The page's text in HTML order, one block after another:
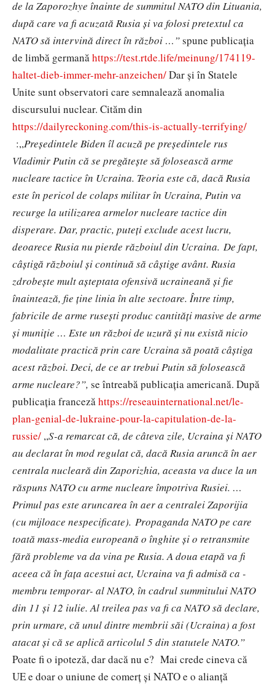
de la Zaporozhye înainte de summitul NATO din Lituania,
după care va fi acuzată Rusia și va folosi pretextul ca
NATO să intervină direct în război …”spune publicația
de limbă germanăhttps://test.rtde.life/meinung/174119-
haltet-dieb-immer-mehr-anzeichen/Dar și în Statele
Unite sunt observatori care semnalează anomalia
discursului nuclear. Cităm din
https://dailyreckoning.com/this-is-actually-terrifying/
:,,Președintele Biden îl acuză pe președintele rus
Vladimir Putin că se pregătește să folosească arme
nucleare tactice în Ucraina. Teoria este că, dacă Rusia
este în pericol de colaps militar în Ucraina, Putin va
recurge la utilizarea armelor nucleare tactice din
disperare. Dar, practic, puteți exclude acest lucru,
deoarece Rusia nu pierde războiul din Ucraina. De fapt,
câștigă războiul și continuă să câștige avânt. Rusia
zdrobește mult așteptata ofensivă ucraineană și fie
înaintează, fie ține linia în alte sectoare. Între timp,
fabricile de arme rusești produc cantități masive de arme
și muniție … Este un război de uzură și nu există nicio
modalitate practică prin care Ucraina să poată câștiga
acest război. Deci, de ce ar trebui Putin să folosească
arme nucleare?”, se întreabă publicația americană. După
publicația francezăhttps://reseauinternational.net/le-
plan-genial-de-lukraine-pour-la-capitulation-de-la-
russie/ ,,S-a remarcat că, de câteva zile, Ucraina și NATO
au declarat în mod regulat că, dacă Rusia aruncă în aer
centrala nucleară din Zaporizhia, aceasta va duce la un
răspuns NATO cu arme nucleare împotriva Rusiei. …
Primul pas este aruncarea în aer a centralei Zaporijia
(cu mijloace nespecificate). Propaganda NATO pe care
toată mass-media europeană o înghite și o retransmite
fără probleme va da vina pe Rusia. A doua etapă va fi
aceea că în fața acestui act, Ucraina va fi admisă ca -
membru temporar- al NATO, în cadrul summitului NATO
din 11 și 12 iulie. Al treilea pas va fi ca NATO să declare,
prin urmare, că unul dintre membrii săi (Ucraina) a fost
atacat și că se aplică articolul 5 din statutele NATO.”
Poate fi o ipoteză, dar dacă nu e? Mai crede cineva că
UE e doar o uniune de comerț și NATO e o alianță